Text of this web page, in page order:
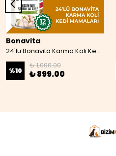
Bonavita
24'lü Bonavita Karma Koli Kedi Mamaları 07
%10
₺ 1,000.00
₺ 899.00